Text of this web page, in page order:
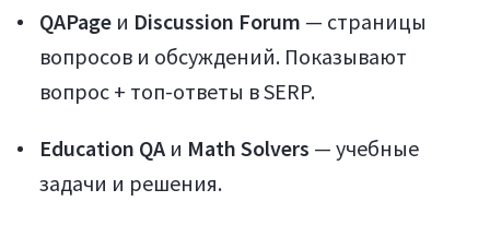
QAPage и Discussion Forum — страницы
вопросов и обсуждений. Показывают
вопрос + топ-ответы в SERP.
Education QA и Math Solvers — учебные
задачи и решения.